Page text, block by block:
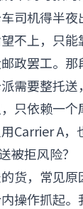
司机得半
不上，只能
政罢工。
需要整托
只依赖一
Carrier A，
被拒风险？
货，常见
操作抓起